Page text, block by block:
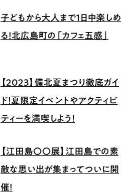
子どもから大人まで1日中楽しめ
る！北広島町の「カフェ五感」
【2023】備北夏まつり徹底ガイ
ド！夏限定イベントやアクティビ
ティーを満喫しよう！
【江田島〇〇展】江田島での素
敵な思い出が集まってついに開
催！